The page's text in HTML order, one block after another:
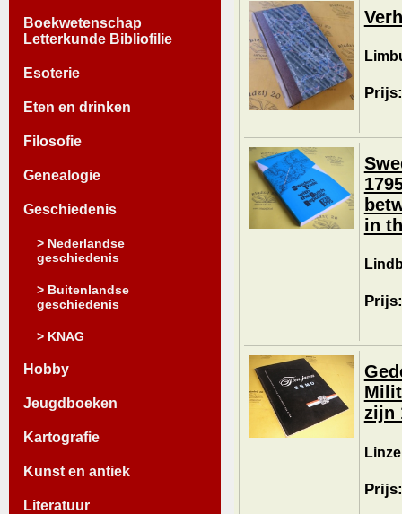
Boekwetenschap
Letterkunde Bibliofilie
Esoterie
Eten en drinken
Filosofie
Genealogie
Geschiedenis
> Nederlandse
geschiedenis
> Buitenlandse
geschiedenis
> KNAG
Hobby
Jeugdboeken
Kartografie
Kunst en antiek
Literatuur
in
zijn